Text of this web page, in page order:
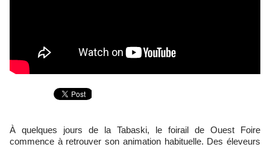
À quelques jours de la Tabaski, le foirail de Ouest Foire
commence à retrouver son animation habituelle. Des éleveurs